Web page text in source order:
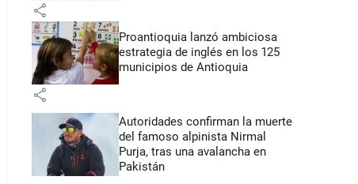
share
Proantioquia lanzó ambiciosa
estrategia de inglés en los 125
municipios de Antioquia
share
Autoridades confirman la muerte
del famoso alpinista Nirmal
Purja, tras una avalancha en
Pakistán